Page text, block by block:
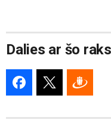
Dalies ar šo